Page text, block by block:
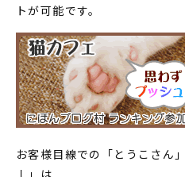
トが可能です。
お客様目線での「とうこさん